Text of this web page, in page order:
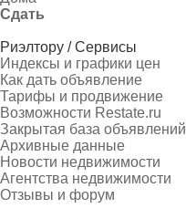
Сдать
Риэлтору / Сервисы
Индексы и графики цен
Как дать объявление
Тарифы и продвижение
Возможности Restate.ru
Закрытая база объявлений
Архивные данные
Новости недвижимости
Агентства недвижимости
Отзывы и форум